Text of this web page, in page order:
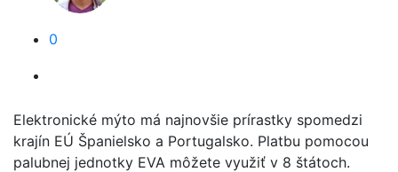
0
Elektronické mýto má najnovšie prírastky spomedzi
krajín EÚ Španielsko a Portugalsko. Platbu pomocou
palubnej jednotky EVA môžete využiť v 8 štátoch.